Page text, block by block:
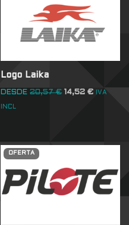
Logo Laika
DESDE 20,57€ 14,52€ IVA
INCL
OFERTA